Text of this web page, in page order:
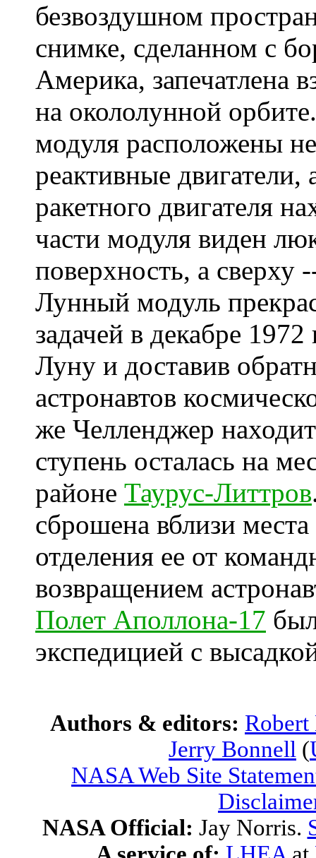
безвоздушном
снимке, сделанном с
Америка, запечатлена
на окололунной
модуля расположены
реактивные двигатели,
ракетного двигателя
части модуля виден
поверхность, а сверху
Лунный модуль
задачей в декабре
Луну и доставив
астронавтов
же Челленджер
ступень осталась на
районе Таурус-Литтров
сброшена вблизи
отделения ее от
возвращением
Полет Аполлона-17
экспедицией с
Authors & editors:
Jerry Bonnell (
NASA Web Site
NASA Official: Jay Norris.